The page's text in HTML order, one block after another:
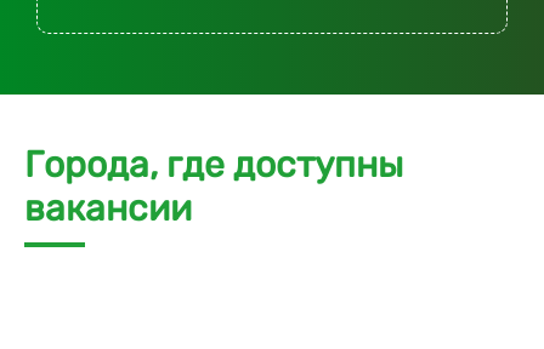
Города, где доступны
вакансии